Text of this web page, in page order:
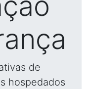
de
hospedados